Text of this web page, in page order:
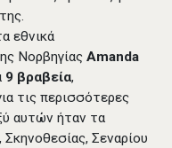
εθνικά
Νορβηγίας Amanda
9 βραβεία,
τις περισσότερες
αυτών ήταν τα
Σκηνοθεσίας, Σεναρίου